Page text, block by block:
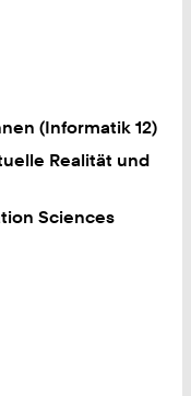
(Informatik 12)
Realität und
Sciences